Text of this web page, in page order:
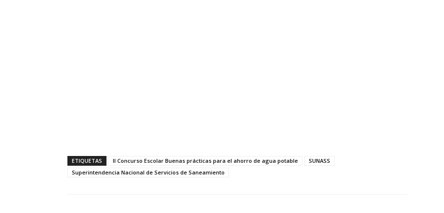
ETIQUETAS II Concurso Escolar Buenas prácticas para el ahorro de agua potable
SUNASS
Superintendencia Nacional de Servicios de Saneamiento